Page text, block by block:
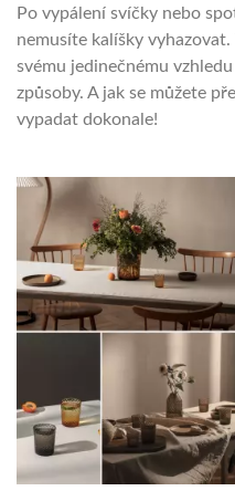
Po vypálení svíčky nebo
nemusíte kalíšky
svému jedinečnému
způsoby. A jak se můžete
vypadat dokonale!